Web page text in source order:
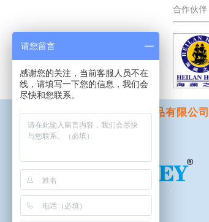
合作伙伴
东莞市宏霖五金橡胶制品有限公司
粤ICP备15000104号
请您留言
感谢您的关注，当前客服人员不在
线，请填写一下您的信息，我们会
尽快和您联系。